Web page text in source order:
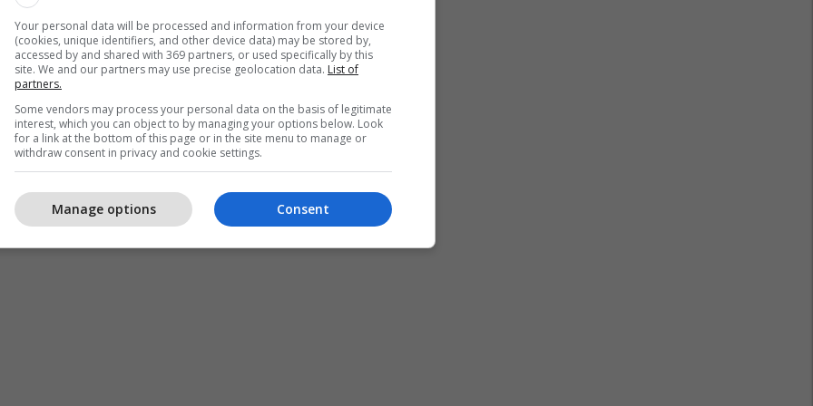
Vetvrasje
Your personal data will be processed and information from your device
(cookies, unique identifiers, and other device data) may be stored by,
accessed by and shared with 369 partners, or used specifically by this
site. We and our partners may use precise geolocation data. List of
partners.
Some vendors may process your personal data on the basis of legitimate
interest, which you can object to by managing your options below. Look
for a link at the bottom of this page or in the site menu to manage or
withdraw consent in privacy and cookie settings.
Consent
Manage options